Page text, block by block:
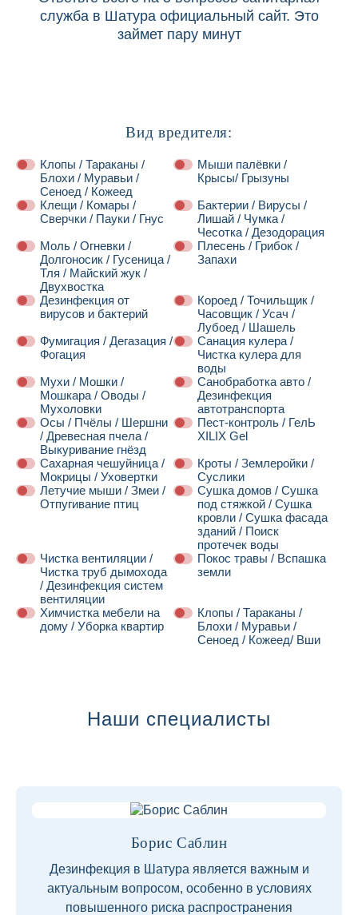
служба в Шатура официальный сайт. Это
займет пару минут
Вид вредителя:
Клопы / Тараканы /
Блохи / Муравьи /
Сеноед / Кожеед
Мыши палёвки /
Крысы/ Грызуны
Клещи / Комары /
Сверчки / Пауки / Гнус
Бактерии / Вирусы /
Лишай / Чумка /
Чесотка / Дезодорация
Моль / Огневки /
Долгоносик / Гусеница /
Тля / Майский жук /
Двухвостка
Плесень / Грибок /
Запахи
Дезинфекция от
вирусов и бактерий
Короед / Точильщик /
Часовщик / Усач /
Лубоед / Шашель
Фумигация / Дегазация /
Фогация
Санация кулера /
Чистка кулера для
воды
Мухи / Мошки /
Мошкара / Оводы /
Мухоловки
Санобработка авто /
Дезинфекция
автотранспорта
Осы / Пчёлы / Шершни
/ Древесная пчела /
Выкуривание гнёзд
Пест-контроль / ГелЬ
XILIX Gel
Сахарная чешуйница /
Мокрицы / Уховертки
Кроты / Землеройки /
Суслики
Летучие мыши / Змеи /
Отпугивание птиц
Сушка домов / Сушка
под стяжкой / Сушка
кровли / Сушка фасада
зданий / Поиск
протечек воды
Чистка вентиляции /
Чистка труб дымохода
/ Дезинфекция систем
вентиляции
Покос травы / Вспашка
земли
Химчистка мебели на
дому / Уборка квартир
Клопы / Тараканы /
Блохи / Муравьи /
Сеноед / Кожеед/ Вши
Наши специалисты
Борис Саблин
Дезинфекция в Шатура является важным и
актуальным вопросом, особенно в условиях
повышенного риска распространения